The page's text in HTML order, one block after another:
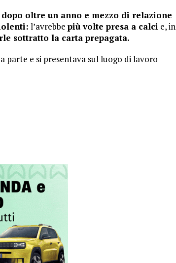
oltre un anno e mezzo di relazione
l’avrebbe più volte presa a calci e, in
sottratto la carta prepagata.
parte e si presentava sul luogo di lavoro